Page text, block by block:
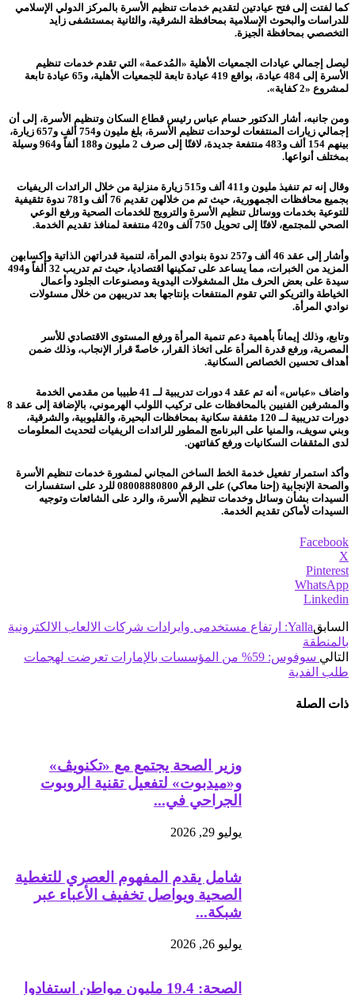
كما لفتت إلى فتح عيادتين لتقديم خدمات تنظيم الأسرة بالمركز الدولي الإسلامي
للدراسات والبحوث الإسلامية بمحافظة الشرقية، والثانية بمستشفى زايد
التخصصي بمحافظة الجيزة.
ليصل إجمالي عيادات الجمعيات الأهلية «المُدعمة» التي تقدم خدمات تنظيم
الأسرة إلى 484 عيادة، بواقع 419 عيادة تابعة للجمعيات الأهلية، و65 عيادة تابعة
لمشروع «2 كفاية».
ومن جانبه، أشار الدكتور حسام عباس رئيس قطاع السكان وتنظيم الأسرة، إلى أن
إجمالي زيارات المنتفعات لوحدات تنظيم الأسرة، بلغ مليون و754 ألف و657 زيارة،
بينهم 154 ألف و483 منتفعة جديدة، لافتًا إلى صرف 2 مليون و188 ألفاً و964 وسيلة
بمختلف أنواعها.
وقال إنه تم تنفيذ مليون و411 ألف و515 زيارة منزلية من خلال الرائدات الريفيات
بجميع محافظات الجمهورية، حيث تم من خلالهن تقديم 76 ألف و781 ندوة تثقيفية
للتوعية بخدمات ووسائل تنظيم الأسرة والترويج للخدمات الصحية ورفع الوعي
الصحي للمجتمع، لافتًا إلى تحويل 750 آلف و420 منتفعة لمنافذ تقديم الخدمة.
وأشار إلى عقد 46 ألف و257 ندوة بنوادي المرأة، لتنمية قدراتهن الذاتية وإكسابهن
المزيد من الخبرات، مما يساعد على تمكينها اقتصاديا، حيث تم تدريب 32 ألفاً و494
سيدة على بعض الحرف مثل المشغولات اليدوية ومصنوعات الجلود وأعمال
الخياطة والتريكو التي تقوم المنتفعات بإنتاجها بعد تدريبهن من خلال مسئولات
نوادي المرأة.
وتابع، وذلك إيماناً بأهمية دعم تنمية المرأة ورفع المستوى الاقتصادي للأسر
المصرية، ورفع قدرة المرأة على اتخاذ القرار، خاصةً قرار الإنجاب، وذلك ضمن
أهداف تحسين الخصائص السكانية.
واضاف «عباس» أنه تم عقد 4 دورات تدريبية لــ 41 طبيبا من مقدمي الخدمة
والمشرفين الفنيين بالمحافظات على تركيب اللولب الهرموني، بالإضافة إلى عقد 8
دورات تدريبية لــ 120 مثقفة سكانية بمحافظات البحيرة، والقليوبية، والشرقية،
وبني سويف، والمنيا على البرنامج المطور للرائدات الريفيات لتحديث المعلومات
لدى المثقفات السكانيات ورفع كفائتهن.
وأكد استمرار تفعيل خدمة الخط الساخن المجاني لمشورة خدمات تنظيم الأسرة
والصحة الإنجابية (إحنا معاكي) على الرقم 08008880800 للرد على استفسارات
السيدات بشأن وسائل وخدمات تنظيم الأسرة، والرد على الشائعات وتوجيه
السيدات لأماكن تقديم الخدمة.
Facebook
X
Pinterest
WhatsApp
Linkedin
السابق
Yalla: ارتفاع مستخدمى وايرادات شركات الالعاب الالكترونية
بالمنطقة
التالي
سوفوس: 59% من المؤسسات بالإمارات تعرضت لهجمات
طلب الفدية
ذات الصلة
وزير الصحة يجتمع مع «تكنويڤ»
و«ميدبوت» لتفعيل تقنية الروبوت
الجراحي في...
يوليو 29, 2026
شامل يقدم المفهوم العصري للتغطية
الصحية ويواصل تخفيف الأعباء عبر
شبكة...
يوليو 26, 2026
الصحة: 19.4 مليون مواطن استفادوا